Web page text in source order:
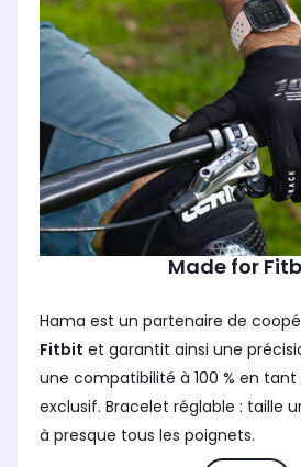
Made for
Hama est un partenaire de
Fitbit et garantit ainsi une
une compatibilité à 100 % en
exclusif. Bracelet réglable : taille
à presque tous les poignets.